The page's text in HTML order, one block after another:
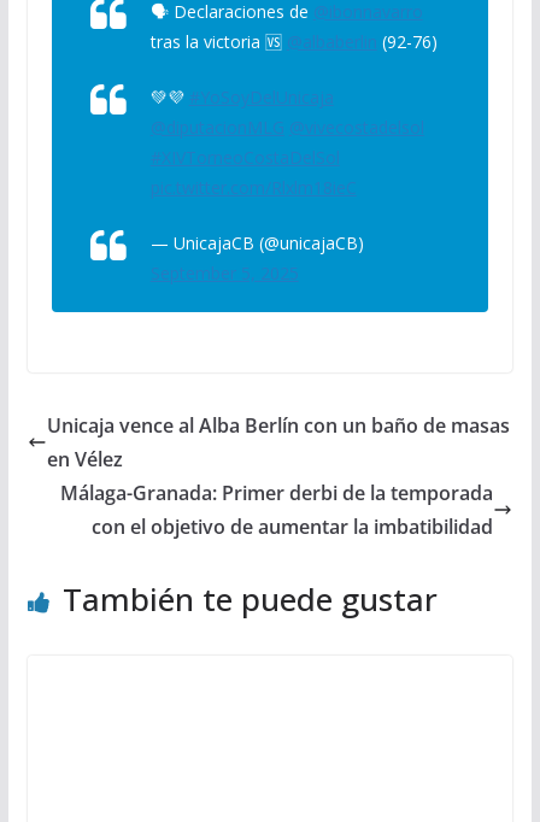
🗣️ Declaraciones de @ibonnavarro
tras la victoria 🆚 @albaberlin (92-76)
💚💜 #YoSoyDelUnicaja
@diputacionMLG @vivecostadelsol
#XIVTorneoCostaDelSol
pic.twitter.com/Rlxlm18ieC
— UnicajaCB (@unicajaCB)
September 5, 2025
Unicaja vence al Alba Berlín con un baño de masas
en Vélez
Málaga-Granada: Primer derbi de la temporada
con el objetivo de aumentar la imbatibilidad
También te puede gustar